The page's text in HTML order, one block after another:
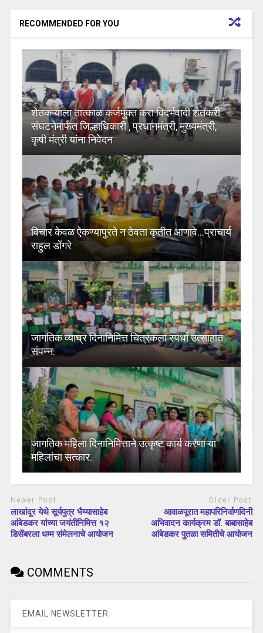
RECOMMENDED FOR YOU
शेतकऱ्याला तात्काळ कर्जमुक्त करा विदर्भवादी शेतकरी
संघटनेमार्फत जिल्हाधिकारी , प्रधानमंत्री, मुख्यमंत्री,
कृषी मंत्री यांना निवेदन
विचार केवळ ऐकण्यापुरते न ठेवता कृतीत आणावे…प्राचार्य
राहुल डोंगरे
जागतिक व्याघ्र दिनानिमित्त चित्रकला स्पर्धा उत्साहात
संपन्न.
जागतिक महिला दिनानिमित्ताने उत्कृष्ट कार्य करणाऱ्या
महिलांचा सत्कार.
Newer Post
लाखांदूर येथे सूर्यपुत्र भैय्यासाहेब
आंबेडकर यांच्या जयंतीनिमित्त १२
डिसेंबरला धम्म संमेलनाचे आयोजन
Older Post
आवाळपूरात महापरिनिर्वाणदिनी
अभिवादन कार्यक्रम डॉ. बाबासाहेब
आंबेडकर पुतळा समितीचे आयोजन
COMMENTS
EMAIL NEWSLETTER